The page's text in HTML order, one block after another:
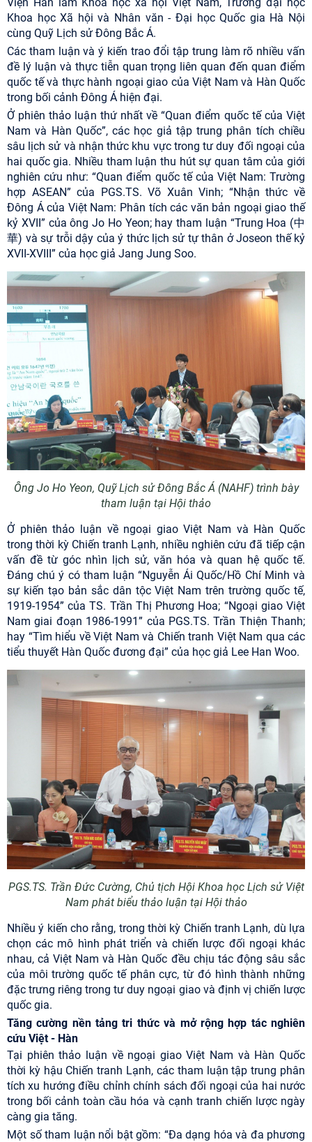
Khoa học Xã hội và Nhân văn - Đại học Quốc gia Hà Nội
cùng Quỹ Lịch sử Đông Bắc Á.
Các tham luận và ý kiến trao đổi tập trung làm rõ nhiều vấn
đề lý luận và thực tiễn quan trọng liên quan đến quan điểm
quốc tế và thực hành ngoại giao của Việt Nam và Hàn Quốc
trong bối cảnh Đông Á hiện đại.
Ở phiên thảo luận thứ nhất về “Quan điểm quốc tế của Việt
Nam và Hàn Quốc”, các học giả tập trung phân tích chiều
sâu lịch sử và nhận thức khu vực trong tư duy đối ngoại của
hai quốc gia. Nhiều tham luận thu hút sự quan tâm của giới
nghiên cứu như: “Quan điểm quốc tế của Việt Nam: Trường
hợp ASEAN” của PGS.TS. Võ Xuân Vinh; “Nhận thức về
Đông Á của Việt Nam: Phân tích các văn bản ngoại giao thế
kỷ XVII” của ông Jo Ho Yeon; hay tham luận “Trung Hoa (中
華) và sự trỗi dậy của ý thức lịch sử tự thân ở Joseon thế kỷ
XVII-XVIII” của học giả Jang Jung Soo.
Ông Jo Ho Yeon, Quỹ Lịch sử Đông Bắc Á (NAHF) trình bày
tham luận tại Hội thảo
Ở phiên thảo luận về ngoại giao Việt Nam và Hàn Quốc
trong thời kỳ Chiến tranh Lạnh, nhiều nghiên cứu đã tiếp cận
vấn đề từ góc nhìn lịch sử, văn hóa và quan hệ quốc tế.
Đáng chú ý có tham luận “Nguyễn Ái Quốc/Hồ Chí Minh và
sự kiến tạo bản sắc dân tộc Việt Nam trên trường quốc tế,
1919-1954” của TS. Trần Thị Phương Hoa; “Ngoại giao Việt
Nam giai đoạn 1986-1991” của PGS.TS. Trần Thiện Thanh;
hay “Tìm hiểu về Việt Nam và Chiến tranh Việt Nam qua các
tiểu thuyết Hàn Quốc đương đại” của học giả Lee Han Woo.
PGS.TS. Trần Đức Cường, Chủ tịch Hội Khoa học Lịch sử Việt
Nam phát biểu thảo luận tại Hội thảo
Nhiều ý kiến cho rằng, trong thời kỳ Chiến tranh Lạnh, dù lựa
chọn các mô hình phát triển và chiến lược đối ngoại khác
nhau, cả Việt Nam và Hàn Quốc đều chịu tác động sâu sắc
của môi trường quốc tế phân cực, từ đó hình thành những
đặc trưng riêng trong tư duy ngoại giao và định vị chiến lược
quốc gia.
Tăng cường nền tảng tri thức và mở rộng hợp tác nghiên
cứu Việt - Hàn
Tại phiên thảo luận về ngoại giao Việt Nam và Hàn Quốc
thời kỳ hậu Chiến tranh Lạnh, các tham luận tập trung phân
tích xu hướng điều chỉnh chính sách đối ngoại của hai nước
trong bối cảnh toàn cầu hóa và cạnh tranh chiến lược ngày
càng gia tăng.
Một số tham luận nổi bật gồm: “Đa dạng hóa và đa phương